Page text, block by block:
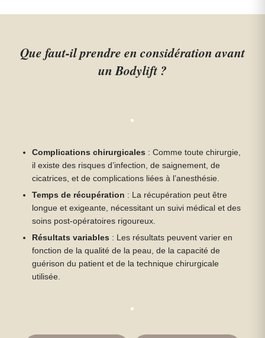
Que faut-il prendre en considération avant
un Bodylift ?
Complications chirurgicales : Comme toute chirurgie,
il existe des risques d’infection, de saignement, de
cicatrices, et de complications liées à l’anesthésie.
Temps de récupération : La récupération peut être
longue et exigeante, nécessitant un suivi médical et des
soins post-opératoires rigoureux.
Résultats variables : Les résultats peuvent varier en
fonction de la qualité de la peau, de la capacité de
guérison du patient et de la technique chirurgicale
utilisée.